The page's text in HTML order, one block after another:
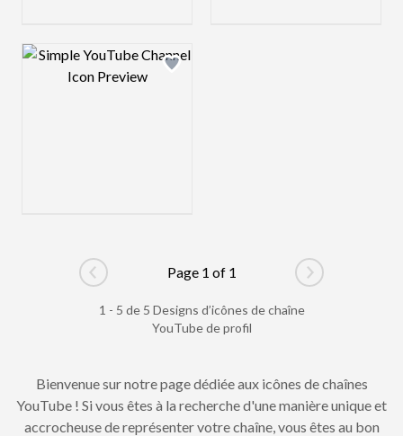
Design preview image
Go to previous page
Page 1 of 1
Go to next
1 - 5 de 5 Designs d’icônes de chaîne
YouTube de profil
Bienvenue sur notre page dédiée aux icônes de chaînes
YouTube ! Si vous êtes à la recherche d'une manière unique et
accrocheuse de représenter votre chaîne, vous êtes au bon